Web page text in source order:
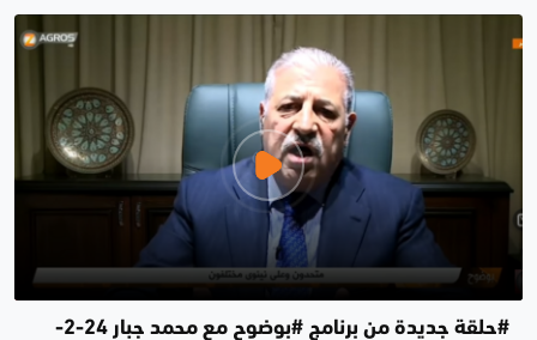
#حلقة جديدة من برنامج #بوضوح مع محمد جبار 24-2-